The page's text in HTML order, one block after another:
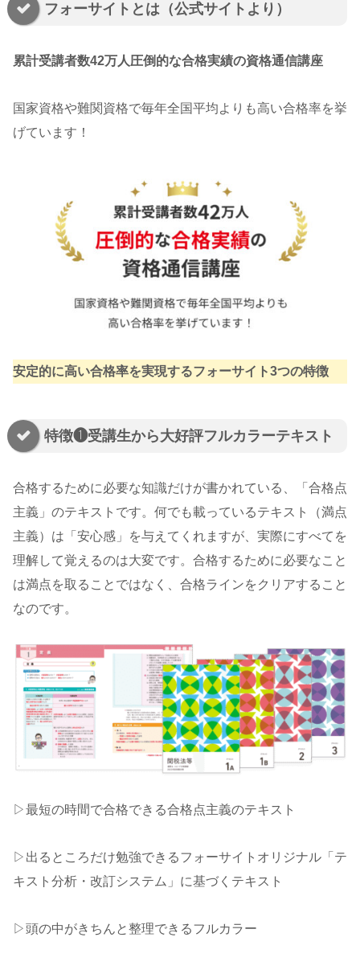
フォーサイトとは（公式サイトより）
累計受講者数42万人圧倒的な合格実績の資格通信講座
国家資格や難関資格で毎年全国平均よりも高い合格率を挙
げています！
安定的に高い合格率を実現するフォーサイト3つの特徴
特徴❶受講生から大好評フルカラーテキスト
合格するために必要な知識だけが書かれている、「合格点
主義」のテキストです。何でも載っているテキスト（満点
主義）は「安心感」を与えてくれますが、実際にすべてを
理解して覚えるのは大変です。合格するために必要なこと
は満点を取ることではなく、合格ラインをクリアすること
なのです。
▷最短の時間で合格できる合格点主義のテキスト
▷出るところだけ勉強できるフォーサイトオリジナル「テ
キスト分析・改訂システム」に基づくテキスト
▷頭の中がきちんと整理できるフルカラー